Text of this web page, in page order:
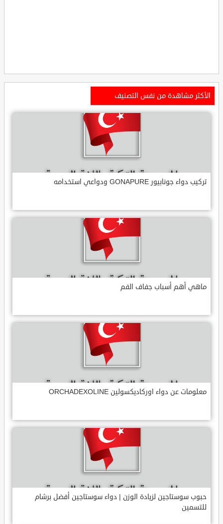
الأكثر مشاهدة من نفس التصنيف
تركيب دواء جونابيور GONAPURE ودواعي استخدامه
ماهي أهم أسباب جفاف الفم
معلومات عن دواء اوركاديكسولين ORCHADEXOLINE
حبوب سوستاجين لزيادة الوزن | دواء سوستاجين أفضل برشام
للتسمين